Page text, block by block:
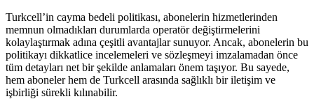
Turkcell’in cayma bedeli politikası, abonelerin hizmetlerinden
memnun olmadıkları durumlarda operatör değiştirmelerini
kolaylaştırmak adına çeşitli avantajlar sunuyor. Ancak, abonelerin bu
politikayı dikkatlice incelemeleri ve sözleşmeyi imzalamadan önce
tüm detayları net bir şekilde anlamaları önem taşıyor. Bu sayede,
hem aboneler hem de Turkcell arasında sağlıklı bir iletişim ve
işbirliği sürekli kılınabilir.